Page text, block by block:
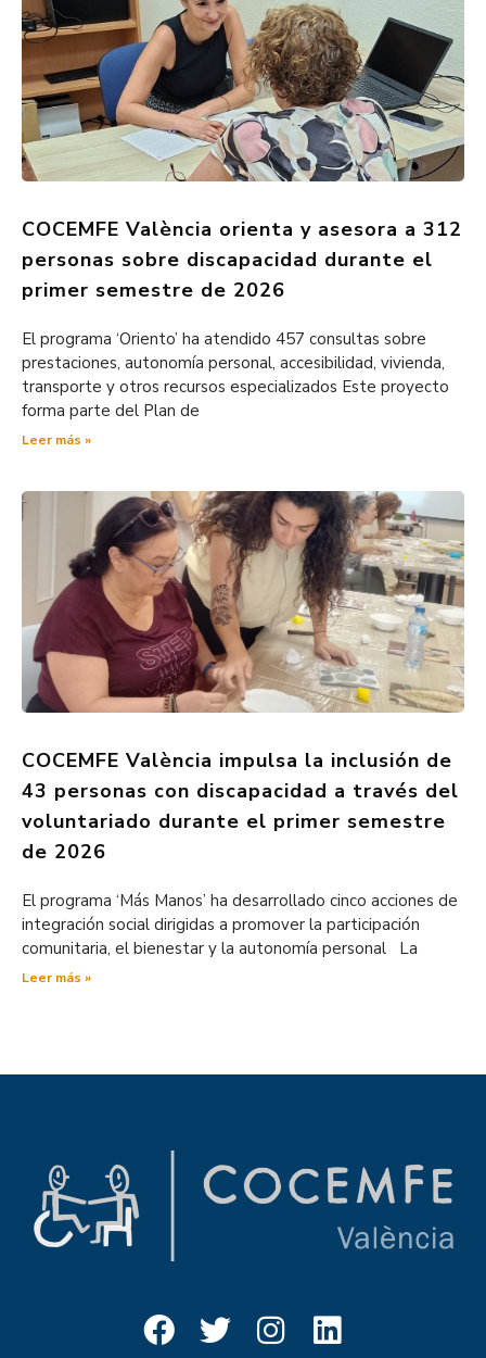
COCEMFE València orienta y asesora a 312
personas sobre discapacidad durante el
primer semestre de 2026
El programa ‘Oriento’ ha atendido 457 consultas sobre
prestaciones, autonomía personal, accesibilidad, vivienda,
transporte y otros recursos especializados Este proyecto
forma parte del Plan de
Leer más »
COCEMFE València impulsa la inclusión de
43 personas con discapacidad a través del
voluntariado durante el primer semestre
de 2026
El programa ‘Más Manos’ ha desarrollado cinco acciones de
integración social dirigidas a promover la participación
comunitaria, el bienestar y la autonomía personal La
Leer más »